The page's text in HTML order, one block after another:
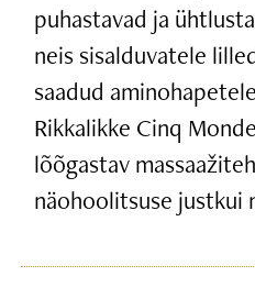
puhastavad ja
neis sisalduvatele
saadud
Rikkalikke Cinq
lõõgastav
näohoolitsuse justkui